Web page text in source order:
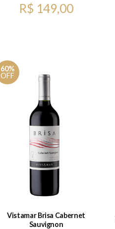
R$ 149,00
60%
OFF
Vistamar Brisa Cabernet
Sauvignon